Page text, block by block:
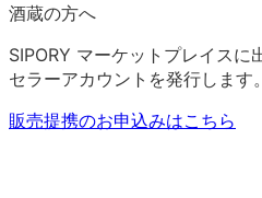
酒蔵の方へ
SIPORY マーケットプレイスに
セラーアカウントを発行します。
販売提携のお申込みはこちら